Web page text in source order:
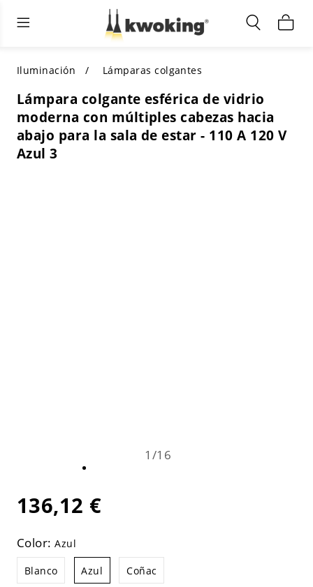
Muebles de sala de estar
TODOS LOS MUEBLES DE SALÓN
SELECCIONES DESTACADAS
COMPRAR POR ESTILO
Iluminación interior
Comprar por categoría
COMPRAR POR ESTILO
Shop by Colors
Iluminación exterior
TODA LA ILUMINACIÓN PARA
COMPRAR POR CATEGORÍA
COMPRAR POR ESTILO
Iluminación Lámparas colgantes
Lámpara colgante esférica de vidrio
moderna con múltiples cabezas hacia
abajo para la sala de estar - 110 A 120 V
Azul 3
1 /16
136,12 €
Color:Azul
Blanco Azul Coñac